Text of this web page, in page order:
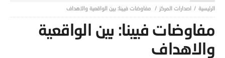
اصدارات المركز مفاوضات فيينا: بين الواقعية والاهداف
مفاوضات فيينا: بين الواقعية
والاهداف